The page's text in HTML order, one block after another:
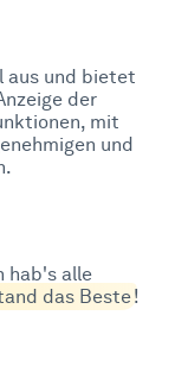
aus und bietet
der
mit
und
hab's alle
das Beste!